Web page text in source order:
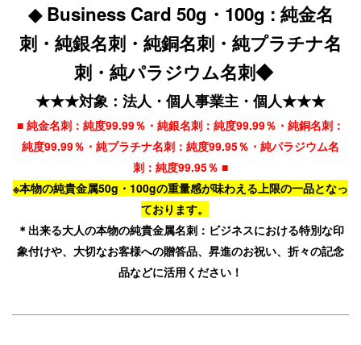
◆ Business Card 50g・100g : 純金名
刺・純銀名刺・純銅名刺・純プラチナ名
刺・純パラジウム名刺◆
★★★対象：法人・個人事業主・個人★★★
■ 純金名刺：純度99.99％・純銀名刺：純度99.99％・純銅名刺：
純度99.99％・純プラチナ名刺：純度99.95％・純パラジウム名
刺：純度99.95％ ■
※本物の純貴金属50g・100gの重量感が味わえる上限の一品となっ
ております。
＊出来る大人の本物の純貴金属名刺：ビジネスにおける特別な印
象付けや、大切なお客様への贈答品、昇進のお祝い、折々の記念
品などに活用ください！